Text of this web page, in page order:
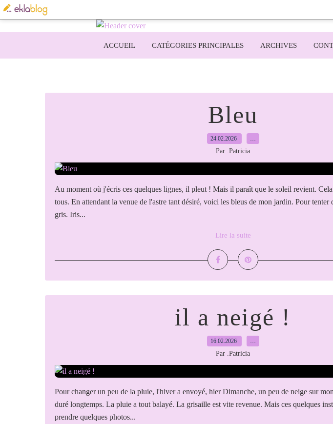
ACCUEIL CATÉGORIES PRINCIPALES ARCHIVES
Bleu
24.02.2026 …
Par .Patricia
Au moment où j'écris ces quelques lignes, il pleut ! Mais il paraît que le soleil revient.
tous. En attendant la venue de l'astre tant désiré, voici les bleus de mon jardin. Pour tenter
gris. Iris...
Lire la suite
il a neigé !
16.02.2026 …
Par .Patricia
Pour changer un peu de la pluie, l'hiver a envoyé, hier Dimanche, un peu de neige sur
duré longtemps. La pluie a tout balayé. La grisaille est vite revenue. Mais ces quelques
prendre quelques photos...